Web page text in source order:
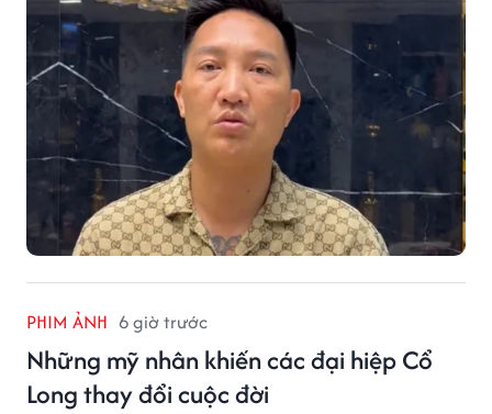
PHIM ẢNH 6 giờ trước
Những mỹ nhân khiến các đại hiệp Cổ
Long thay đổi cuộc đời